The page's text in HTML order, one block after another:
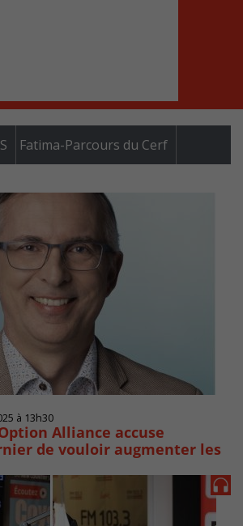
Fatima-Parcours du Cerf
à 13h30
Alliance accuse
de vouloir augmenter les